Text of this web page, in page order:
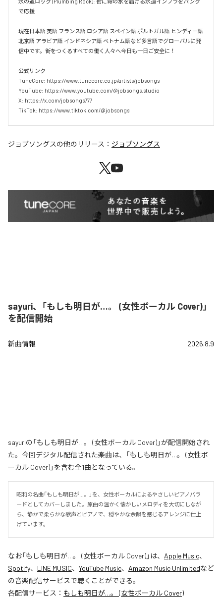
で応援
現在日本語 英語 フランス語 ロシア語 スペイン語 ポルトガル語 ヒンディー語
北京語 アラビア語 インドネシア語 ベトナム語など多言語でグローバルに発
信中です。街をつくるすべての働く人々へ今日も一日ご安全に！
公式リンク
TuneCore: https://www.tunecore.co.jp/artists/jobsongs
YouTube: https://www.youtube.com/@jobsongs.studio
X: https://x.com/jobsongs777
TikTok: https://www.tiktok.com/@jobsongs
ジョブソングスの他のリリース： ジョブソングス
sayuri、「もしも明日が…。 (女性ボーカル Cover)」
を配信開始
新曲情報 2026.8.9
sayuriの「もしも明日が…。 (女性ボーカル Cover)」が配信開始され
た。今回デジタル配信された楽曲は、「もしも明日が…。 (女性ボ
ーカル Cover)」を含む全1曲となっている。
昭和の名曲「もしも明日が…。」を、女性ボーカルによるやさしいピアノバラ
ードとしてカバーしました。原曲の温かく懐かしいメロディを大切にしなが
ら、静かで柔らかな歌声とピアノで、穏やかな余韻を感じるアレンジに仕上
げています。
なお「もしも明日が…。 (女性ボーカル Cover)」は、 Apple Music、
Spotify、 LINE MUSIC、 YouTube Music、 Amazon Music Unlimitedなど
の音楽配信サービスで聴くことができる。
各配信サービス： もしも明日が…。 (女性ボーカル Cover)